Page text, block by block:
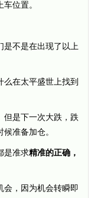
位置。
是不是在出现了以上
么在太平盛世上找到
但是下一次大跌，跌
准备加仓。
是准求精准的正确，
会，因为机会转瞬即